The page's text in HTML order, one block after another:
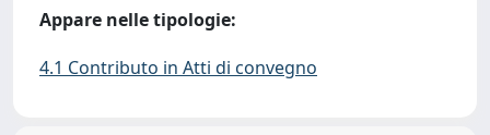
Appare nelle tipologie:
4.1 Contributo in Atti di convegno